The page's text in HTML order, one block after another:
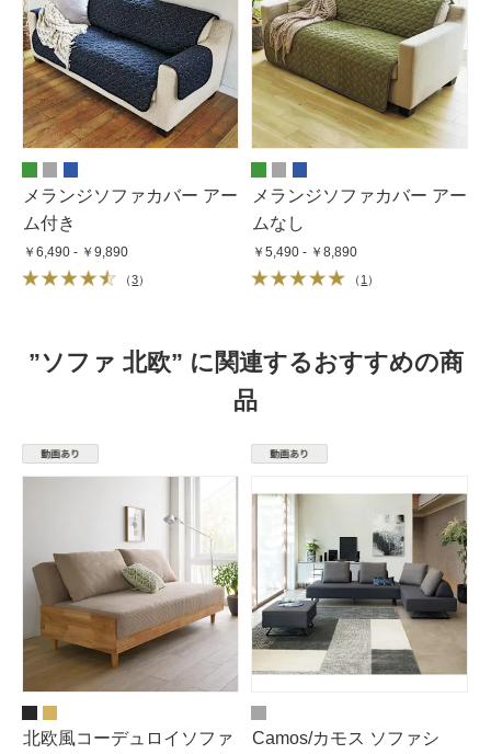
メランジソファカバー アー
ム付き
￥6,490 - ￥9,890
（3）
メランジソファカバー アー
ムなし
￥5,490 - ￥8,890
（ 1 ）
”ソファ 北欧” に関連するおすすめの商
品
北欧風コーデュロイソファ
Camos/カモス ソファシ